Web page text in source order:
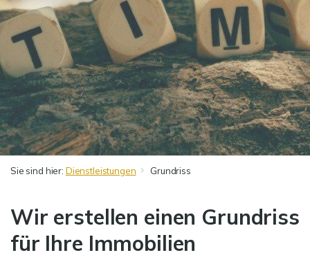
Sie sind hier: Dienstleistungen Grundriss
Wir erstellen einen Grundriss
für Ihre Immobilien